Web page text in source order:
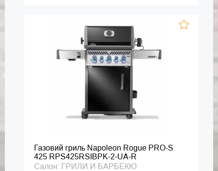
Газовий гриль Napoleon Rogue PRO-S
425 RPS425RSIBPK-2-UA-R
Салон: ГРИЛИ И БАРБЕКЮ